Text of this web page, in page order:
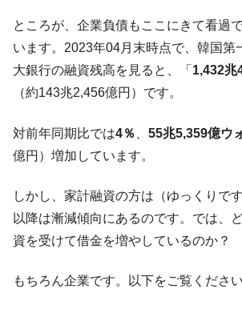
『Money1』
【対日本円】ウォン安が
に韓国がいっちょがみしたのでは。
『Money1』
韓国政府『BYD』車への
は韓国で『BYD』車は売れている。6カ
『Money1』
在韓米国大使スティール
く空港に詰めかけ「出て行け！」「極右
『Money1』
韓国政府「2035年までに
ータセンター整備」⇒ だから無理だって
『Money1』
JPモルガン「韓国レバレ
『Money1』
韓国『国民年金公団』株
ところが、企業負債もここにきて看過
います。2023年04月末時点で、韓国第
大銀行の融資残高を見ると、「 1,432兆
（約143兆2,456億円）です。
対前年同期比では4％ 55兆5,359億ウ
億円）増加しています。
しかし、家計融資の方は（ゆっくりで
以降は漸減傾向にあるのです。では、
資を受けて借金を増やしているのか？
もちろん企業です。以下をご覧ください